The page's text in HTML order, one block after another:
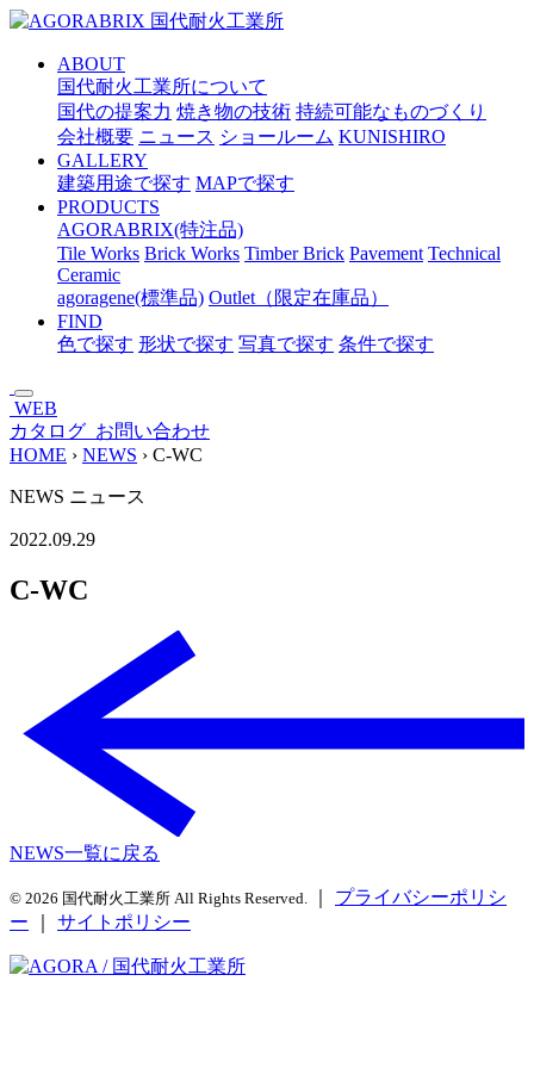
メ
ABOUT
国代耐火工業所について
国代の提案力 焼き物の技術 持続可能なものづくり
会社概要 ニュース ショールーム KUNISHIRO
GALLERY
建築用途で探す MAPで探す
PRODUCTS
AGORABRIX(特注品)
Tile Works Brick Works Timber Brick Pavement Technical
Ceramic
agoragene(標準品) Outlet（限定在庫品）
FIND
色で探す 形状で探す 写真で探す 条件で探す
WEB
カタログ お問い合わせ
HOME › NEWS › C-WC
NEWS ニュース
2022.09.29
C-WC
NEWS一覧に戻る
© 2026 国代耐火工業所 All Rights Reserved.
プライバシーポリシ
ー
サイトポリシー